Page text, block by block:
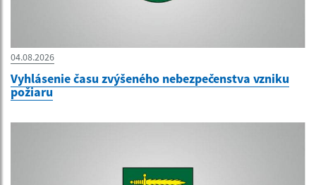
04.08.2026
Vyhlásenie času zvýšeného nebezpečenstva vzniku
požiaru